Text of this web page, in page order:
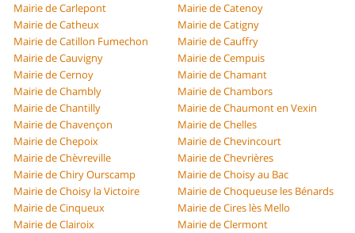
Mairie de Carlepont
Mairie de Catenoy
Mairie de Catheux
Mairie de Catigny
Mairie de Catillon Fumechon
Mairie de Cauffry
Mairie de Cauvigny
Mairie de Cempuis
Mairie de Cernoy
Mairie de Chamant
Mairie de Chambly
Mairie de Chambors
Mairie de Chantilly
Mairie de Chaumont en Vexin
Mairie de Chavençon
Mairie de Chelles
Mairie de Chepoix
Mairie de Chevincourt
Mairie de Chèvreville
Mairie de Chevrières
Mairie de Chiry Ourscamp
Mairie de Choisy au Bac
Mairie de Choisy la Victoire
Mairie de Choqueuse les Bénards
Mairie de Cinqueux
Mairie de Cires lès Mello
Mairie de Clairoix
Mairie de Clermont